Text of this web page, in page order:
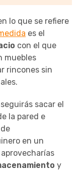
lo que se refiere
es el
con el que
muebles
rincones sin
sacar el
la pared e
en un
y